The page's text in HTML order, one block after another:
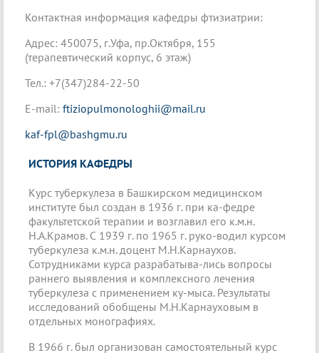
Контактная информация кафедры фтизиатрии:
Адрес: 450075, г.Уфа, пр.Октября, 155
(терапевтический корпус, 6 этаж)
Тел.: +7(347)284-22-50
E-mail: ftiziopulmonologhii@mail.ru
kaf-fpl@bashgmu.ru
ИСТОРИЯ КАФЕДРЫ
Курс туберкулеза в Башкирском медицинском
институте был создан в 1936 г. при ка-федре
факультетской терапии и возглавил его к.м.н.
Н.А.Крамов. С 1939 г. по 1965 г. руко-водил курсом
туберкулеза к.м.н. доцент М.Н.Карнаухов.
Сотрудниками курса разрабатыва-лись вопросы
раннего выявления и комплексного лечения
туберкулеза с применением ку-мыса. Результаты
исследований обобщены М.Н.Карнауховым в
отдельных монографиях.
В 1966 г. был организован самостоятельный курс